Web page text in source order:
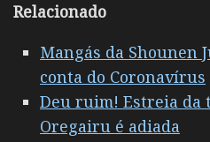
Relacionado
Mangás da Shounen
conta do Coronavírus
Deu ruim! Estreia da
Oregairu é adiada